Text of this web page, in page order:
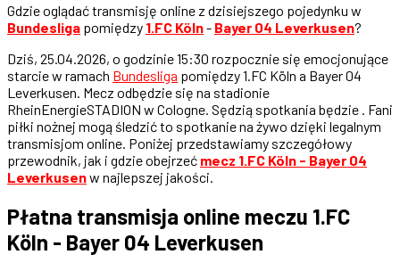
Gdzie oglądać transmisję online z dzisiejszego pojedynku w
Bundesliga pomiędzy 1.FC Köln- Bayer 04 Leverkusen?
Dziś, 25.04.2026, o godzinie 15:30 rozpocznie się emocjonujące
starcie w ramach Bundesliga pomiędzy 1.FC Köln a Bayer 04
Leverkusen. Mecz odbędzie się na stadionie
RheinEnergieSTADION w Cologne. Sędzią spotkania będzie . Fani
piłki nożnej mogą śledzić to spotkanie na żywo dzięki legalnym
transmisjom online. Poniżej przedstawiamy szczegółowy
przewodnik, jak i gdzie obejrzeć mecz 1.FC Köln - Bayer 04
Leverkusenw najlepszej jakości.
Płatna transmisja online meczu 1.FC
Köln - Bayer 04 Leverkusen